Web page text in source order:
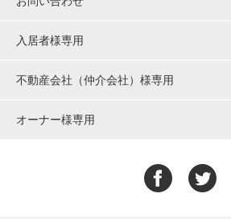
入居者様専用
不動産会社（仲介会社）様専用
オーナー様専用